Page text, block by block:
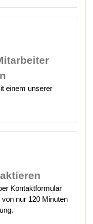
einem unserer
Kontaktformular
nur 120 Minuten